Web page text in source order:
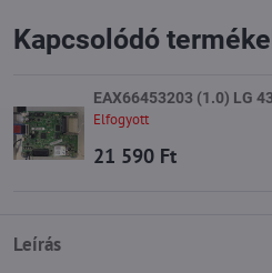
Leírás
Kapcsolódó
EAX66453203 (1.0) LG
Elfogyott
21 590 Ft